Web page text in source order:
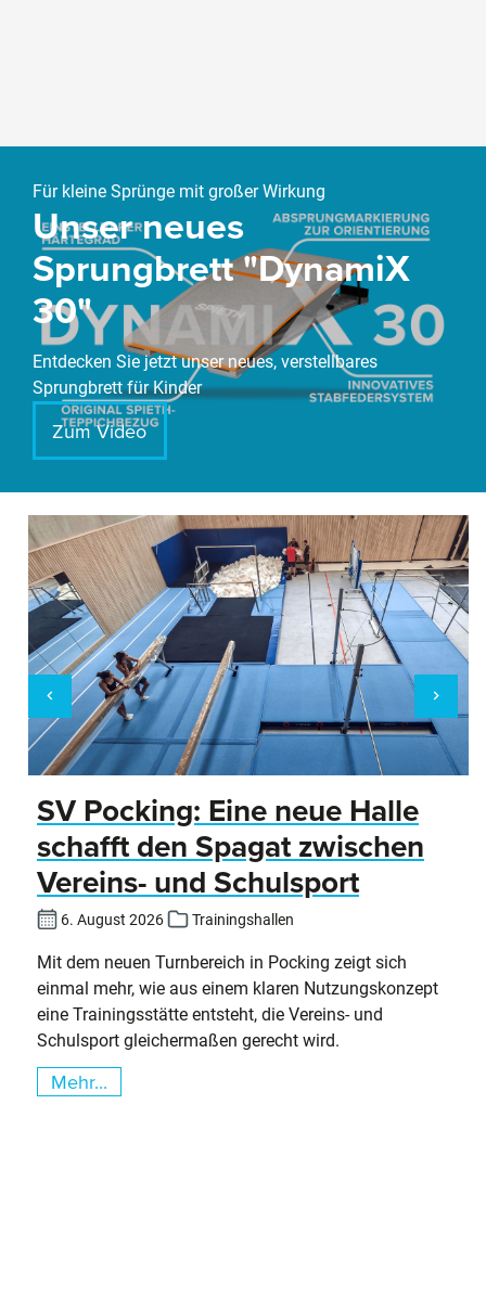
Für kleine Sprünge mit großer Wirkung
Unser neues
Sprungbrett "DynamiX
30"
Entdecken Sie jetzt unser neues, verstellbares
Sprungbrett für Kinder
Zum Video
SV Pocking: Eine neue Halle
schafft den Spagat zwischen
Vereins- und Schulsport
6. August 2026 Trainingshallen
Mit dem neuen Turnbereich in Pocking zeigt sich
einmal mehr, wie aus einem klaren Nutzungskonzept
eine Trainingsstätte entsteht, die Vereins- und
Schulsport gleichermaßen gerecht wird.
Mehr...